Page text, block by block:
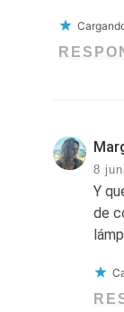
8
Y
de